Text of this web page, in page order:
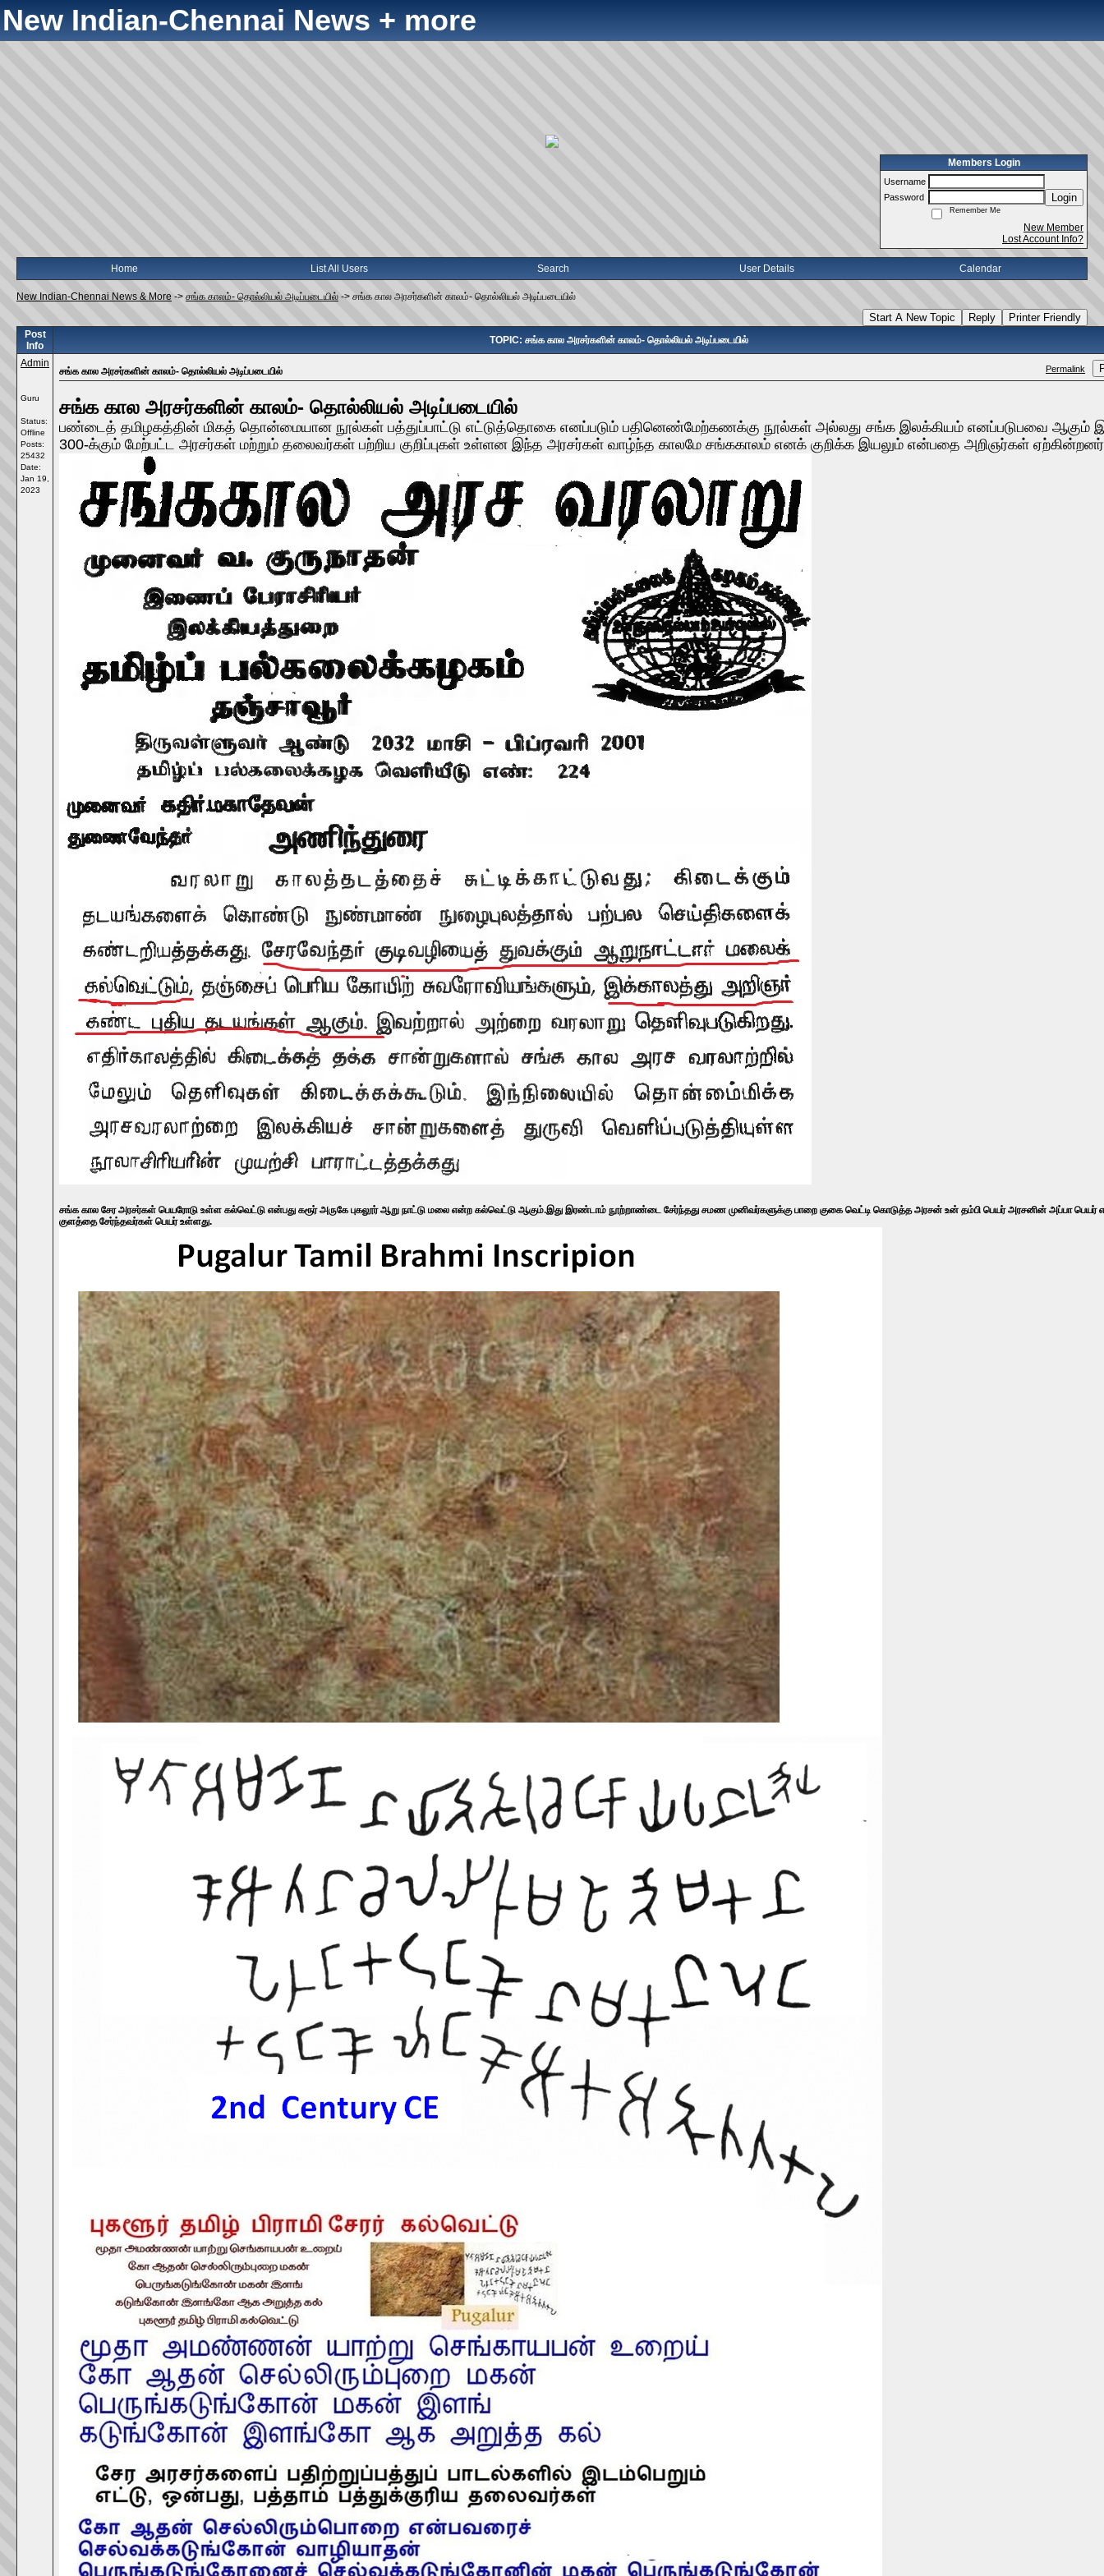
New Indian-Chennai News + more
Members Login
Username
Password
Login
Remember Me
New Member
Lost Account Info?
Home List All Users Search User Details Calendar
New Indian-Chennai News & More -> சங்க காலம்- தொல்லியல் அடிப்படையில் -> சங்க கால அரசர்களின் காலம்- தொல்லியல் அடிப்படையில்
Start A New Topic Reply Printer Friendly
Post
Info
TOPIC: சங்க கால அரசர்களின் காலம்- தொல்லியல் அடிப்படையில்
Admin
Guru
Status:
Offline
Posts:
25432
Date:
Jan 19,
2023
சங்க கால அரசர்களின் காலம்- தொல்லியல் அடிப்படையில் Permalink
சங்க கால அரசர்களின் காலம்- தொல்லியல் அடிப்படையில்
பண்டைத் தமிழகத்தின் மிகத் தொன்மையான நூல்கள் பத்துப்பாட்டு எட்டுத்தொகை எனப்படும் பதினெண்மேற்கணக்கு நூல்கள் அல்லது சங்க இலக்கியம் எனப்படுபவை ஆகும்
300-க்கும் மேற்பட்ட அரசர்கள் மற்றும் தலைவர்கள் பற்றிய குறிப்புகள் உள்ளன இந்த அரசர்கள் வாழ்ந்த காலமே சங்ககாலம் எனக் குறிக்க இயலும் என்பதை அறிஞர்கள்
சங்க கால சேர அரசர்கள் பெயரோடு உள்ள கல்வெட்டு என்பது கரூர் அருகே புகலூர் ஆறு நாட்டு மலை என்ற கல்வெட்டு ஆகும்.இது இரண்டாம் நூற்றாண்டை சேர்ந்தது சமண முனிவர்களுக்கு பாறை குகை வெட்டி கொடுத்த அரசன் உன் தம்பி பெயர் அரசனின் அப்பா பெயர்
குளத்தை சேர்ந்தவர்கள் பெயர் உள்ளது.